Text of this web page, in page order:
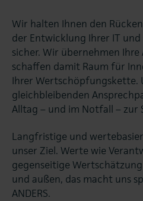
Wir halten Ihnen den
der Entwicklung Ihrer IT
sicher. Wir übernehmen
schaffen damit Raum für
Ihrer Wertschöpfungskette.
gleichbleibenden
Alltag – und im Notfall – zur
Langfristige und
unser Ziel. Werte wie
gegenseitige
und außen, das macht uns
ANDERS.